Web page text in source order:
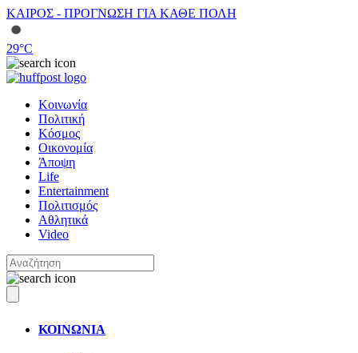
ΚΑΙΡΟΣ - ΠΡΟΓΝΩΣΗ ΓΙΑ ΚΑΘΕ ΠΟΛΗ
29°C
Κοινωνία
Πολιτική
Κόσμος
Οικονομία
Άποψη
Life
Entertainment
Πολιτισμός
Αθλητικά
Video
ΚΟΙΝΩΝΙΑ